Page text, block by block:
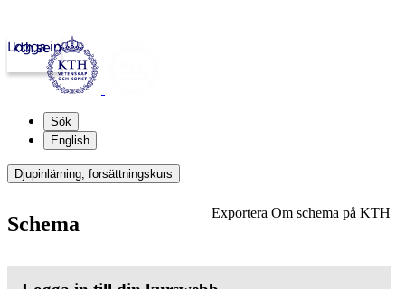
kth.se
Logga in
Sök
English
Djupinlärning, forsättningskurs
Schema Exportera Om schema på KTH